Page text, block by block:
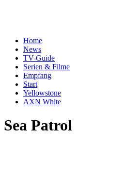
Home
News
TV-Guide
Serien & Filme
Empfang
Start
Yellowstone
AXN White
Sea Patrol